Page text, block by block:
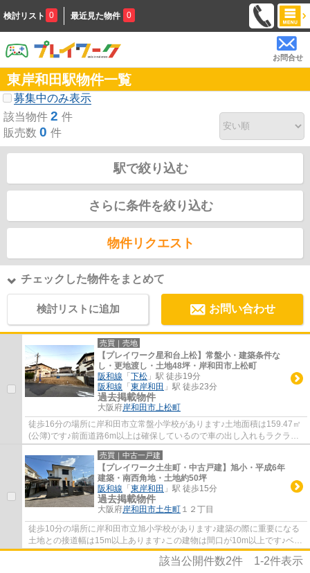
検討リスト 0 最近見た物件 0
お問合せ
東岸和田駅物件一覧
募集中のみ表示
該当物件 2 件
販売数 0 件
駅で絞り込む
さらに条件を絞り込む
物件リクエスト
チェックした物件をまとめて
検討リストに追加 お問い合わせ
売買｜売地
【プレイワーク星和台上松】常盤小・建築条件な
し・更地渡し・土地48坪・岸和田市上松町
阪和線 「 下松 」駅 徒歩19分
阪和線 「 東岸和田 」駅 徒歩23分
過去掲載物件
大阪府岸和田市上松町
徒歩16分の場所に岸和田市立常盤小学校があります♪土地面積は159.47㎡
(公簿)です♪前面道路6m以上は確保しているので車の出し入れもラクラク
です♪コチラの土地は売地となっており、土地...
売買｜中古一戸建
【プレイワーク土生町・中古戸建】旭小・平成6年
建築・南西角地・土地約50坪
阪和線 「 東岸和田 」駅 徒歩15分
過去掲載物件
大阪府岸和田市土生町 １２丁目
徒歩10分の場所に岸和田市立旭小学校があります♪建築の際に重要になる
土地との接道幅は15m以上あります♪この建物は間口が10m以上です♪ベタ
基礎の物件は湿気や害虫にも強く、快適な環境...
該当公開件数2件 1-2件表示